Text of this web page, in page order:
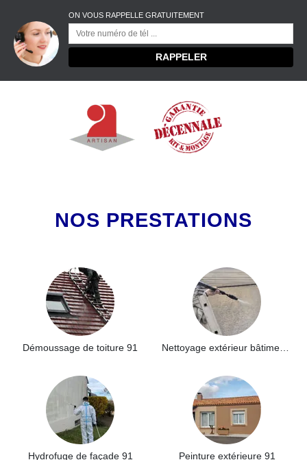
ON VOUS RAPPELLE GRATUITEMENT
NOS PRESTATIONS
Démoussage de toiture 91
Hydrofuge de façade 91 Peinture extérieure 91